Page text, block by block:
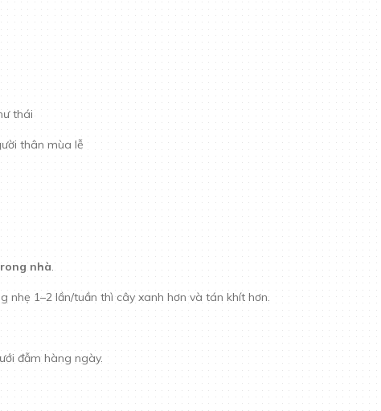
thái
thân mùa lễ
nhà.
nhẹ 1–2 lần/tuần thì cây xanh hơn và tán khít hơn.
đẫm hàng ngày.